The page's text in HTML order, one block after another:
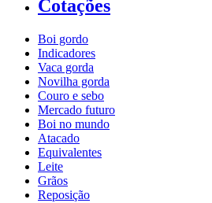
Cotações
Boi gordo
Indicadores
Vaca gorda
Novilha gorda
Couro e sebo
Mercado futuro
Boi no mundo
Atacado
Equivalentes
Leite
Grãos
Reposição